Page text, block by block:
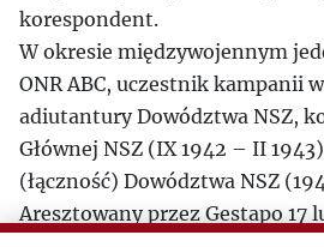
korespondent.
W okresie międzywojennym
ONR ABC, uczestnik kampanii
adiutantury Dowództwa NSZ,
Głównej NSZ (IX 1942 – II
(łączność) Dowództwa NSZ
Aresztowany przez Gestapo 17